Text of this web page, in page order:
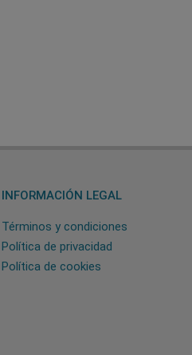
INFORMACIÓN LEGAL
Términos y condiciones
Política de privacidad
Política de cookies